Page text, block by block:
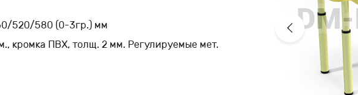
520/580 (0-3гр.) мм
кромка ПВХ, толщ. 2 мм. Регулируемые мет.